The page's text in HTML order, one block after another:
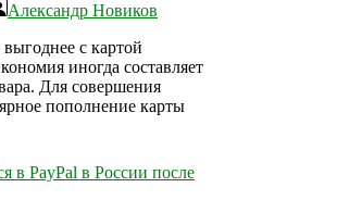
Александр Новиков
с картой
иногда составляет
Для совершения
пополнение карты